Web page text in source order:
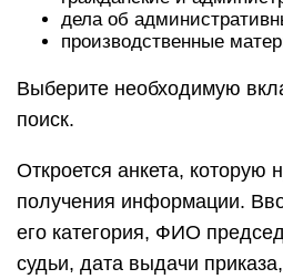
дела об
производственные
Выберите необходимую
поиск.
Откроется анкета, которую
получения информации.
его категория, ФИО
судьи, дата выдачи